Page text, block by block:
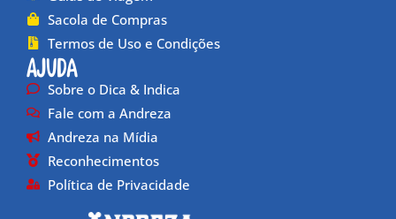
Sacola de Compras
Termos de Uso e Condições
Ajuda
Sobre o Dica & Indica
Fale com a Andreza
Andreza na Mídia
Reconhecimentos
Política de Privacidade